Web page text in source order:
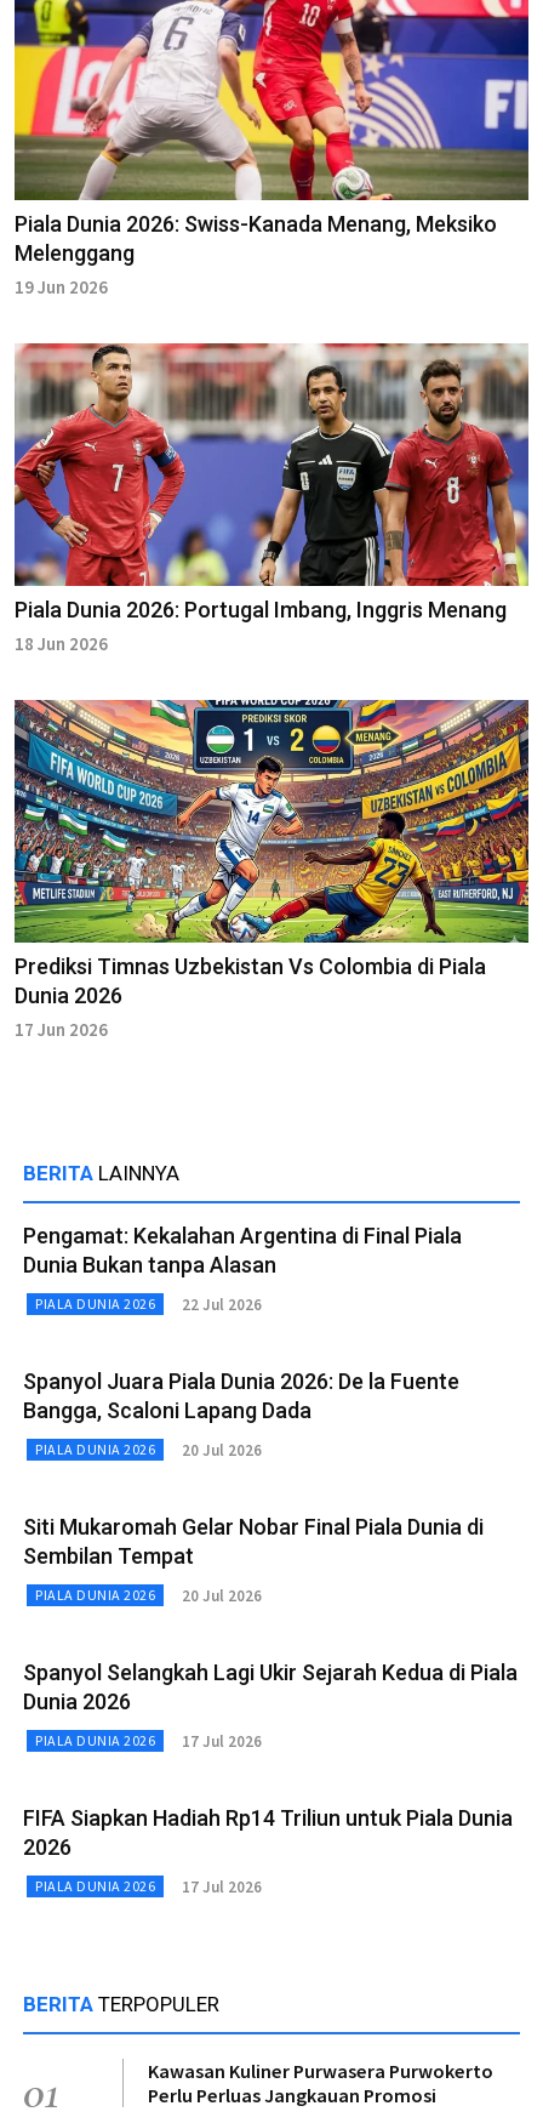
Piala Dunia 2026: Swiss-Kanada Menang, Meksiko
Melenggang
19 Jun 2026
Piala Dunia 2026: Portugal Imbang, Inggris Menang
18 Jun 2026
Prediksi Timnas Uzbekistan Vs Colombia di Piala
Dunia 2026
17 Jun 2026
BERITA LAINNYA
Pengamat: Kekalahan Argentina di Final Piala
Dunia Bukan tanpa Alasan
PIALA DUNIA 2026 22 Jul 2026
Spanyol Juara Piala Dunia 2026: De la Fuente
Bangga, Scaloni Lapang Dada
PIALA DUNIA 2026 20 Jul 2026
Siti Mukaromah Gelar Nobar Final Piala Dunia di
Sembilan Tempat
PIALA DUNIA 2026 20 Jul 2026
Spanyol Selangkah Lagi Ukir Sejarah Kedua di Piala
Dunia 2026
PIALA DUNIA 2026 17 Jul 2026
FIFA Siapkan Hadiah Rp14 Triliun untuk Piala Dunia
2026
PIALA DUNIA 2026 17 Jul 2026
BERITA TERPOPULER
01
Kawasan Kuliner Purwasera Purwokerto
Perlu Perluas Jangkauan Promosi